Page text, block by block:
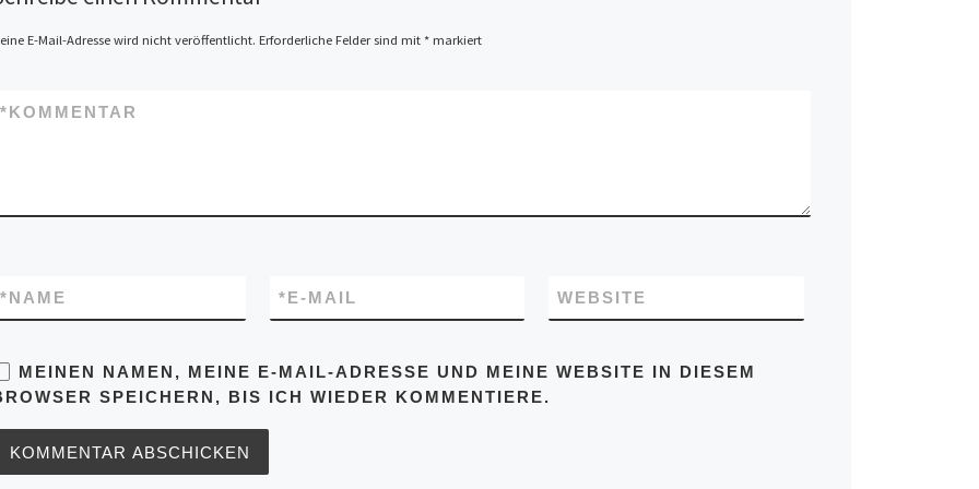
Kollwitz-Straße 2-4 Seit […]
E-Mail-Adresse wird nicht veröffentlicht. Erforderliche Felder sind mit *markiert
KOMMENTAR
*
NAME
* E-MAIL
* WEBSITE
MEINEN NAMEN, MEINE E-MAIL-ADRESSE UND MEINE WEBSITE IN DIESEM
SPEICHERN, BIS ICH WIEDER KOMMENTIERE.